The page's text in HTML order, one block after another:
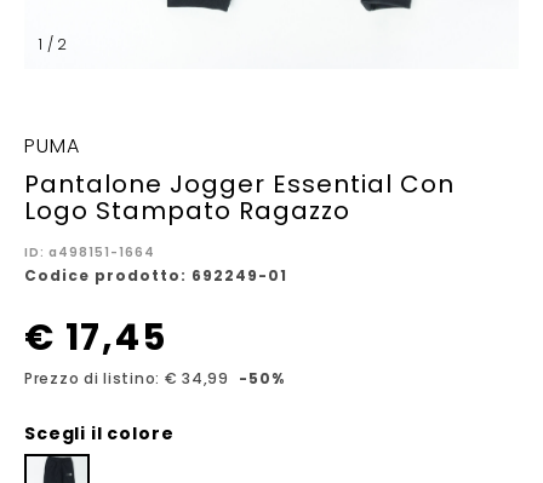
1 / 2
PUMA
Pantalone Jogger Essential Con
Logo Stampato Ragazzo
ID: a498151-1664
Codice prodotto: 692249-01
€ 17,45
Prezzo di listino: € 34,99 -50%
Scegli il colore